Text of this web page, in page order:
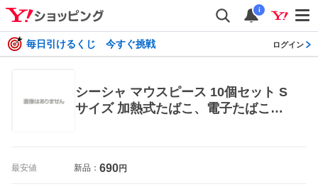
i
毎日引けるくじ 今すぐ挑戦 ログイン
シーシャ マウスピース 10個セット S
サイズ 加熱式たばこ、電子たばこア
最安値 新品： 690円